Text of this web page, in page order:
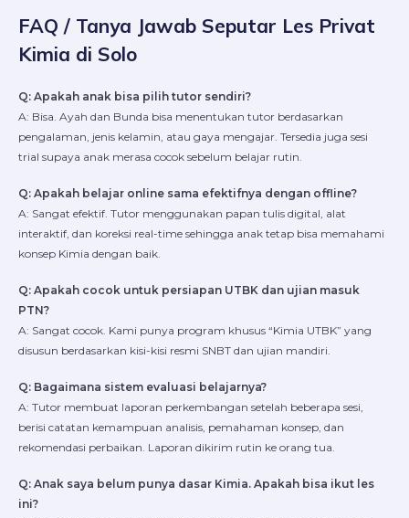
FAQ / Tanya Jawab Seputar Les Privat
Kimia di Solo
Q: Apakah anak bisa pilih tutor sendiri?
A: Bisa. Ayah dan Bunda bisa menentukan tutor berdasarkan
pengalaman, jenis kelamin, atau gaya mengajar. Tersedia juga sesi
trial supaya anak merasa cocok sebelum belajar rutin.
Q: Apakah belajar online sama efektifnya dengan offline?
A: Sangat efektif. Tutor menggunakan papan tulis digital, alat
interaktif, dan koreksi real-time sehingga anak tetap bisa memahami
konsep Kimia dengan baik.
Q: Apakah cocok untuk persiapan UTBK dan ujian masuk
PTN?
A: Sangat cocok. Kami punya program khusus “Kimia UTBK” yang
disusun berdasarkan kisi-kisi resmi SNBT dan ujian mandiri.
Q: Bagaimana sistem evaluasi belajarnya?
A: Tutor membuat laporan perkembangan setelah beberapa sesi,
berisi catatan kemampuan analisis, pemahaman konsep, dan
rekomendasi perbaikan. Laporan dikirim rutin ke orang tua.
Q: Anak saya belum punya dasar Kimia. Apakah bisa ikut les
ini?